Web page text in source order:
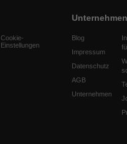
Cookie-
Einstellungen
Unternehmen
Blog
Impressum
Datenschutz
AGB
Unternehmen